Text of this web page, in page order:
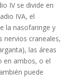
IV se divide en
IVA, el
la nasofaringe y
nervios craneales,
las áreas
en ambos, o el
puede